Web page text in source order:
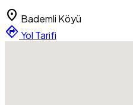
location_on Bademli Köyü
directions Yol Tarifi